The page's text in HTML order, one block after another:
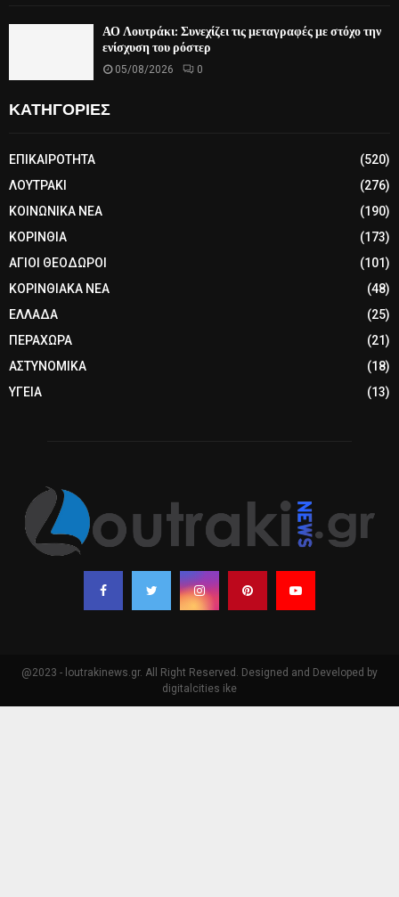
ΑΟ Λουτράκι: Συνεχίζει τις μεταγραφές με στόχο την
ενίσχυση του ρόστερ
05/08/2026 0
ΚΑΤΗΓΟΡΙΕΣ
ΕΠΙΚΑΙΡΟΤΗΤΑ
(520)
ΛΟΥΤΡΑΚΙ
(276)
ΚΟΙΝΩΝΙΚΑ ΝΕΑ
(190)
ΚΟΡΙΝΘΙΑ
(173)
ΑΓΙΟΙ ΘΕΟΔΩΡΟΙ
(101)
ΚΟΡΙΝΘΙΑΚΑ ΝΕΑ
(48)
ΕΛΛΑΔΑ
(25)
ΠΕΡΑΧΩΡΑ
(21)
ΑΣΤΥΝΟΜΙΚΑ
(18)
ΥΓΕΙΑ
(13)
@2023 - loutrakinews.gr. All Right Reserved. Designed and Developed by
digitalcities ike